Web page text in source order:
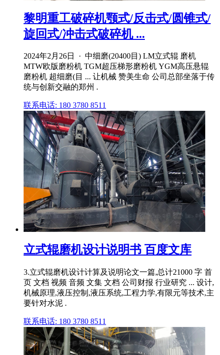
黎明重工破碎机颚式/反击式/圆锥式/
旋回式/冲击式破碎机 ...
2024年2月26日 · 中细磨(20400目) LM立式辊 磨机
MTW欧版磨粉机 TGM超压梯形磨粉机 YGM高压悬辊
磨粉机 超细磨(目 ... 让机械 赞美生命 公司总部坐落于传
统与创新交融的郑州 .
联系电话: 180 3780 8511
立式辊磨机设计说明书 百度文库
3.立式辊磨机设计计算及说明论文一篇,总计21000 字 首
页 文档 视频 音频 文集 文档 公司财报 行业研究 ... 设计,
机械原理,液压控制,液压系统,工程力学,有限元等技术,主
要针对水泥 .
联系电话: 180 3780 8511